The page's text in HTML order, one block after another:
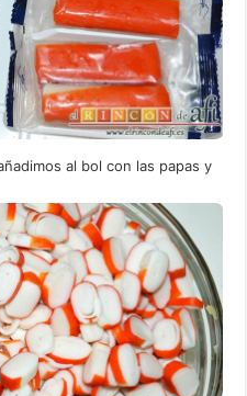
al bol con las papas y